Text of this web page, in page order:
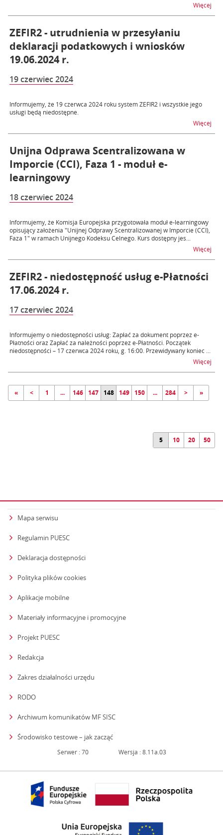
Więcej
ZEFIR2 - utrudnienia w przesyłaniu
deklaracji podatkowych i wniosków
19.06.2024 r.
19 czerwiec 2024
Informujemy, że 19 czerwca 2024 roku system ZEFIR2 i wszystkie jego
usługi będą niedostępne.
Więcej
Unijna Odprawa Scentralizowana w
Imporcie (CCI), Faza 1 - moduł e-
learningowy
18 czerwiec 2024
Informujemy, że Komisja Europejska przygotowała moduł e-learningowy
opisujący założenia "Unijnej Odprawy Scentralizowanej w Imporcie (CCI),
Faza 1" w ramach Unijnego Kodeksu Celnego. Kurs dostępny jes...
Więcej
ZEFIR2 - niedostępność usług e-Płatności
17.06.2024 r.
17 czerwiec 2024
Informujemy o niedostępności usług: Zapłać za dokument poprzez e-
Płatności oraz Zapłać za należności poprzez e-Płatności. Początek
niedostępności – 17 czerwca 2024 roku, g. 16:00. Przewidywany koniec ...
Więcej
« < 1 ... 146 147 148 149 150 ... 284 > »
5 10 20 50
Mapa serwisu
Regulamin PUESC
Deklaracja dostępności
Polityka plików cookies
Aplikacje mobilne
Materiały informacyjne i promocyjne
Projekt PUESC
Redakcja
Zakres działalności urzędu
RODO
Archiwum komunikatów MF SISC
Środowisko testowe – jak zacząćstrona otwiera się w nowym oknie
Serwer : 70 Wersja : 8.11a.03